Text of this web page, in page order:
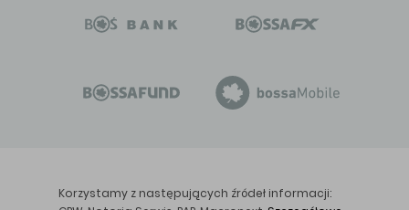
Korzystamy z następujących źródeł informacji: